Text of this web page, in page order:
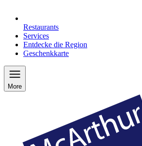
Restaurants
Services
Entdecke die Region
Geschenkkarte
More